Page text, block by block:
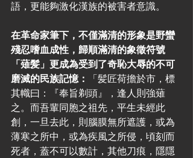
語，更能夠激化漢族的被害者意識。
在革命家筆下，不僅滿清的形象是野蠻
殘忍嗜血成性，歸順滿清的象徵符號
「薙髪」更成為受到了奇恥大辱的不可
磨滅的民族記憶：
「髪匠荷擔於市，標
其幟曰：『奉旨剃頭』，逢人則強薙
之。而吾輩同胞之祖先，平生未經此
創，一旦去此，則腦膜無所遮護，或為
薄寒之所中，或為疾風之所侵，頃刻而
死者，蓋不可以數計，其他刀痕，隱隱